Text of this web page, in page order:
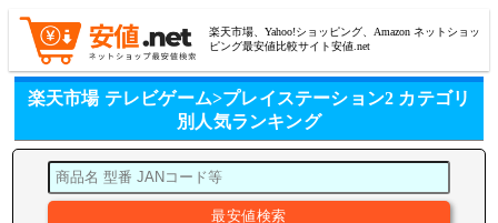
楽天市場、Yahoo!ショッピング、Amazon ネットショッ
ピング最安値比較サイト安値.net
楽天市場 テレビゲーム>プレイステーション2 カテゴリ
別人気ランキング